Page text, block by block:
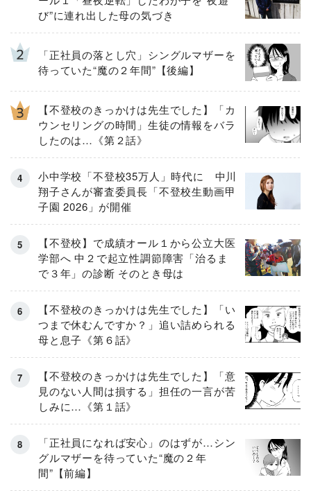
び”に連れ出した母の気づき
「正社員の落とし穴」シングルマザーを
待っていた“魔の２年間”【後編】
【不登校のきっかけは先生でした】「カ
ウンセリングの時間」生徒の情報をバラ
したのは…《第２話》
小中学校「不登校35万人」時代に 中川
翔子さんが審査委員長「不登校生動画甲
子園 2026」が開催
【不登校】で成績オール１から公立大医
学部へ 中２で起立性調節障害「治るま
で３年」の診断 そのとき母は
【不登校のきっかけは先生でした】「い
つまで休むんですか？」追い詰められる
母と息子《第６話》
【不登校のきっかけは先生でした】「意
見のない人間は損する」担任の一言が苦
しみに…《第１話》
「正社員になれば安心」のはずが…シン
グルマザーを待っていた“魔の２年
間”【前編】